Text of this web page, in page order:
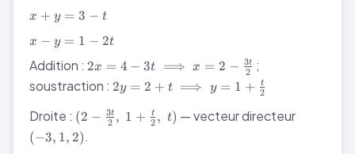
x
y
=
3
-
x + y = 3 − t
x
y
=
-
2t
x − y = 1 − 2t
Addition : 2x = 4 -
3t
\implies
x = 2 -
\frac{3t}
2x = 4 − 3t ⟹ x = 2 − 2
3t ;
soustraction : 2y = 2
+ t
\implies
y = 1 +
2y = 2 + t ⟹ y = 1 + 2
t
Droite : (2 -
\frac{3t}
{2},\; 1
(2 − 2
3t , 1 + 2
t , t) — vecteur directeur(-3,
(−3, 1, 2).